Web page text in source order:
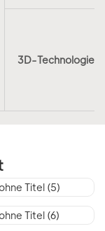
3D-Technologie